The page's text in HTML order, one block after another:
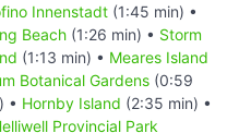
Innenstadt (1:45 min) •
Beach (1:26 min) • Storm
(1:13 min) • Meares Island
Botanical Gardens (0:59
• Hornby Island (2:35 min) •
Provincial Park